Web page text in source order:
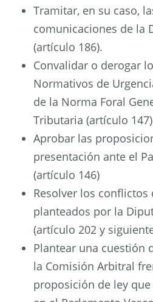
Tramitar, en su caso,
comunicaciones de la
(artículo 186).
Convalidar o derogar
Normativos de
de la Norma Foral
Tributaria (artículo
Aprobar las
presentación ante el
(artículo 146)
Resolver los conflictos
planteados por la
(artículo 202 y
Plantear una cuestión
la Comisión Arbitral
proposición de ley